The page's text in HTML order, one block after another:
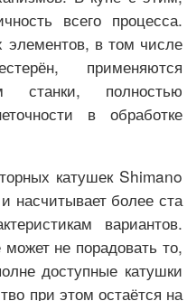
всего процесса.
элементов, в том числе
применяются
станки, полностью
в обработке
катушек Shimano
насчитывает более ста
вариантов.
не порадовать то,
доступные катушки
при этом остаётся на